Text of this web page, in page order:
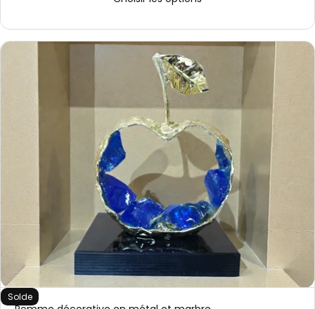
Solde